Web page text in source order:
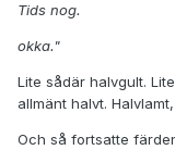
Tids nog.
okka."
Lite sådär halvgult.
allmänt halvt.
Och så fortsatte